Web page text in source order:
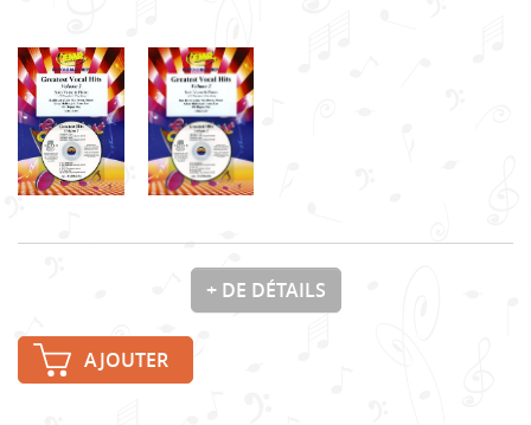
+ DE DÉTAILS
AJOUTER